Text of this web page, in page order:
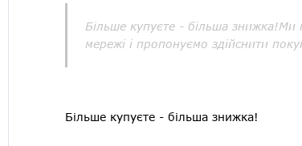
Більше купуєте - більша знижка!Ми
мережі і пропонуємо здійснити
Більше купуєте - більша знижка!